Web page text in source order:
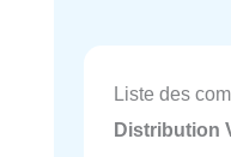
Liste des
Distribution